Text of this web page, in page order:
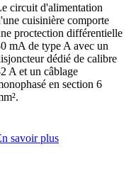
circuit d'alimentation
cuisinière comporte
proctection différentielle
mA de type A avec un
dédié de calibre
A et un câblage
en section 6
savoir plus